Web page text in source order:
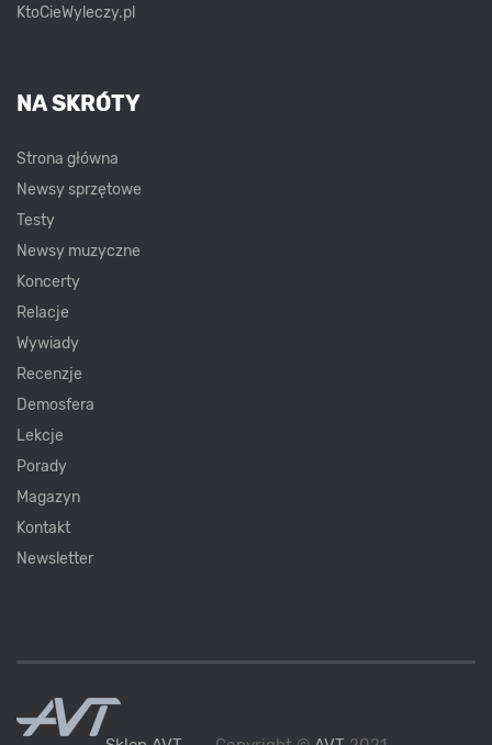
KtoCieWyleczy.pl
NA SKRÓTY
Strona główna
Newsy sprzętowe
Testy
Newsy muzyczne
Koncerty
Relacje
Wywiady
Recenzje
Demosfera
Lekcje
Porady
Magazyn
Kontakt
Newsletter